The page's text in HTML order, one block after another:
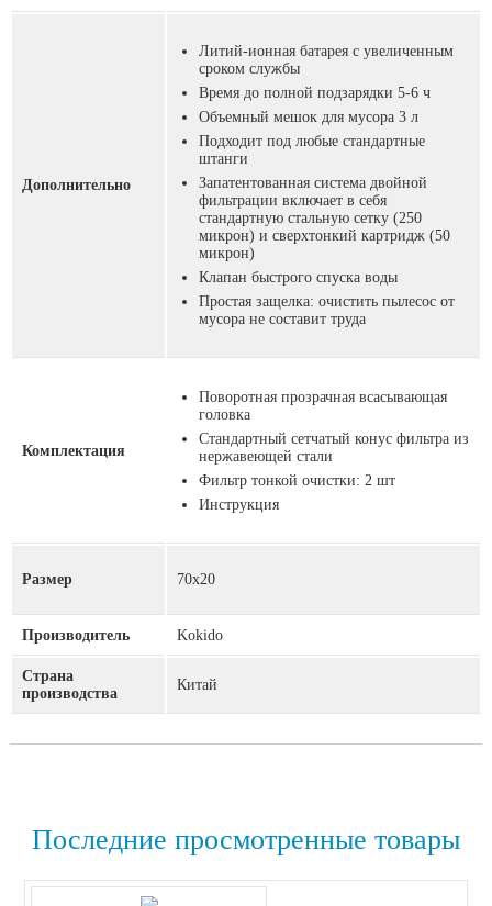
Дополнительно
Литий-ионная батарея с увеличенным
сроком службы
Время до полной подзарядки 5-6 ч
Объемный мешок для мусора 3 л
Подходит под любые стандартные
штанги
Запатентованная система двойной
фильтрации включает в себя
стандартную стальную сетку (250
микрон) и сверхтонкий картридж (50
микрон)
Клапан быстрого спуска воды
Простая защелка: очистить пылесос от
мусора не составит труда
Комплектация
Поворотная прозрачная всасывающая
головка
Стандартный сетчатый конус фильтра из
нержавеющей стали
Фильтр тонкой очистки: 2 шт
Инструкция
Размер 70х20
Производитель Kokido
Страна
производства
Китай
Последние просмотренные товары